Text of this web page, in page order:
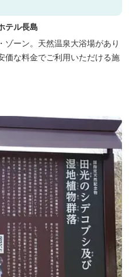
テル長島
ーン。天然温泉大浴場があり
価な料金でご利用いただける施